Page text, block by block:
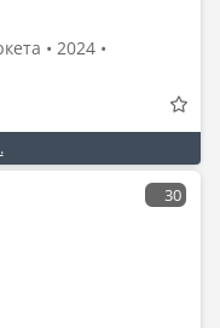
• 2024 •
30